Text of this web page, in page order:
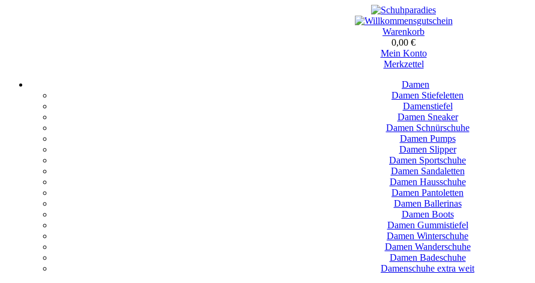
Warenkorb
0,00 €
Mein Konto
Merkzettel
Damen
Damen Stiefeletten
Damenstiefel
Damen Sneaker
Damen Schnürschuhe
Damen Pumps
Damen Slipper
Damen Sportschuhe
Damen Sandaletten
Damen Hausschuhe
Damen Pantoletten
Damen Ballerinas
Damen Boots
Damen Gummistiefel
Damen Winterschuhe
Damen Wanderschuhe
Damen Badeschuhe
Damenschuhe extra weit